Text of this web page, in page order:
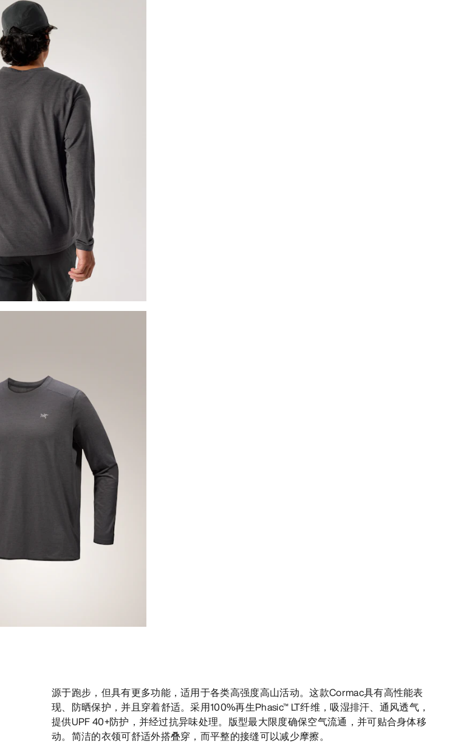
源于跑步，但具有更多功能，适用于各类高强度高山活动。这款Cormac具有高性能表
现、防晒保护，并且穿着舒适。采用100%再生Phasic™ LT纤维，吸湿排汗、通风透气，
提供UPF 40+防护，并经过抗异味处理。版型最大限度确保空气流通，并可贴合身体移
动。简洁的衣领可舒适外搭叠穿，而平整的接缝可以减少摩擦。